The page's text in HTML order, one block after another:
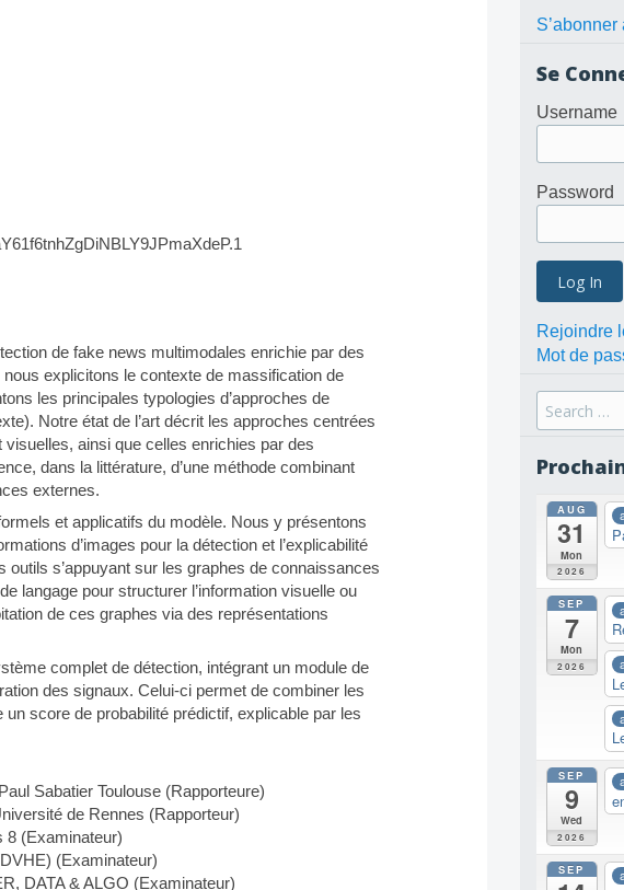
de fake news multimodales enrichie par des
explicitons le contexte de massification de
les principales typologies d’approches de
Notre état de l’art décrit les approches centrées
ainsi que celles enrichies par des
dans la littérature, d’une méthode combinant
externes.
et applicatifs du modèle. Nous y présentons
d’images pour la détection et l’explicabilité
s’appuyant sur les graphes de connaissances
langage pour structurer l’information visuelle ou
de ces graphes via des représentations
complet de détection, intégrant un module de
des signaux. Celui-ci permet de combiner les
score de probabilité prédictif, explicable par les
Sabatier Toulouse (Rapporteure)
de Rennes (Rapporteur)
8 (Examinateur)
(Examinateur)
DATA & ALGO (Examinateur)
Se
Username
Password
Rejoindre
Mot de
Search
for:
AUG
31
Mon
2026
SEP
7
Mon
2026
SEP
9
Wed
2026
SEP